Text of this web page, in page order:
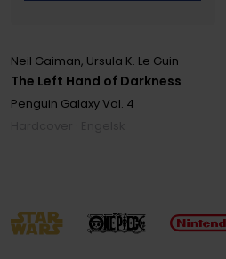
The Left Hand of Darkness
Neil Gaiman, Ursula K. Le Guin
Penguin GalaxyVol. 4